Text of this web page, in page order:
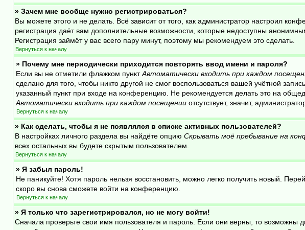
» Зачем мне вообще нужно регистрироваться?
Вы можете этого и не делать. Всё зависит от того, как администратор настроил
регистрация даёт вам дополнительные возможности, которые недоступны
Регистрация займёт у вас всего пару минут, поэтому мы рекомендуем это сделать.
Вернуться к началу
» Почему мне периодически приходится повторять ввод имени и пароля?
Если вы не отметили флажком пунктАвтоматически входить при каждом
сделано для того, чтобы никто другой не смог воспользоваться вашей учётной
указанный пункт при входе на конференцию. Не рекомендуется делать это на
Автоматически входить при каждом посещении отсутствует, значит,
Вернуться к началу
» Как сделать, чтобы я не появлялся в списке активных пользователей?
В настройках личного раздела вы найдёте опцию Скрывать моё пребывание на
всех остальных вы будете скрытым пользователем.
Вернуться к началу
» Я забыл пароль!
Не паникуйте! Хотя пароль нельзя восстановить, можно легко получить новый.
скоро вы снова сможете войти на конференцию.
Вернуться к началу
» Я только что зарегистрировался, но не могу войти!
Сначала проверьте свои имя пользователя и пароль. Если они верны, то возможны